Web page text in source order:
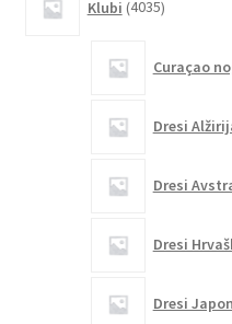
Klubi 4035izdelkov
Curaçao
Dresi
Dresi
Dresi
Dresi